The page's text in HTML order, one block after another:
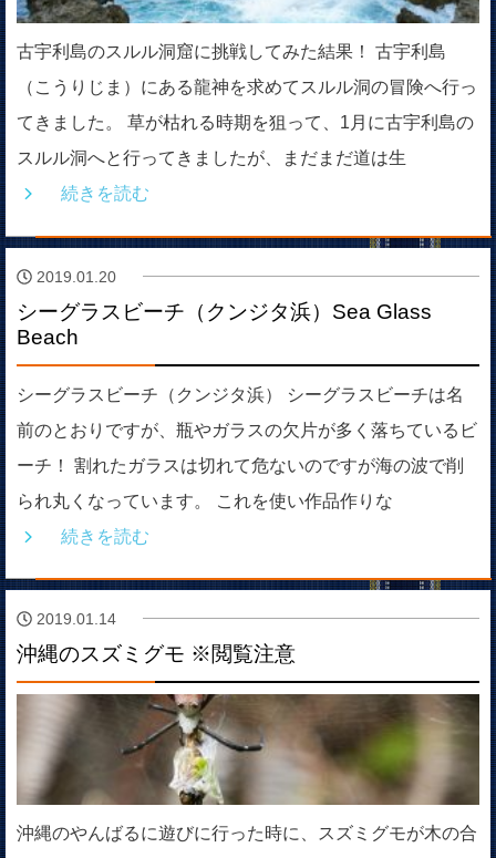
古宇利島のスルル洞窟に挑戦してみた結果！ 古宇利島
（こうりじま）にある龍神を求めてスルル洞の冒険へ行っ
てきました。 草が枯れる時期を狙って、1月に古宇利島の
スルル洞へと行ってきましたが、まだまだ道は生
続きを読む
2019.01.20
シーグラスビーチ（クンジタ浜）Sea Glass
Beach
シーグラスビーチ（クンジタ浜） シーグラスビーチは名
前のとおりですが、瓶やガラスの欠片が多く落ちているビ
ーチ！ 割れたガラスは切れて危ないのですが海の波で削
られ丸くなっています。 これを使い作品作りな
続きを読む
2019.01.14
沖縄のスズミグモ ※閲覧注意
沖縄のやんばるに遊びに行った時に、スズミグモが木の合